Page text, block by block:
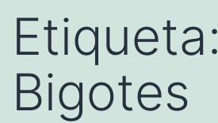
Etiqueta:
Bigotes